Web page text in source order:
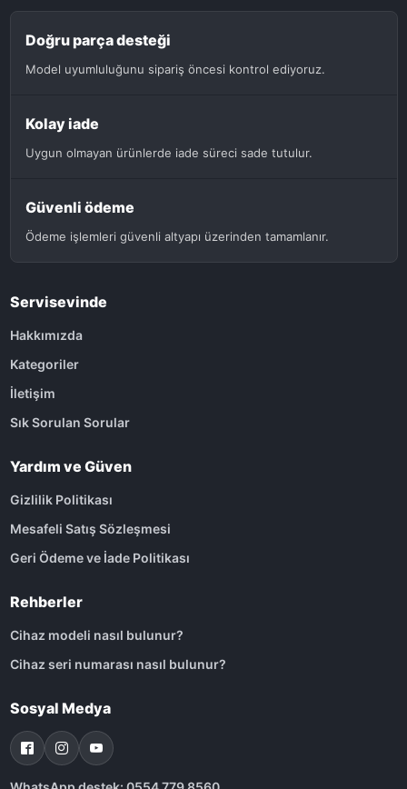
Doğru parça desteği
Model uyumluluğunu sipariş öncesi kontrol ediyoruz.
Kolay iade
Uygun olmayan ürünlerde iade süreci sade tutulur.
Güvenli ödeme
Ödeme işlemleri güvenli altyapı üzerinden tamamlanır.
Servisevinde
Hakkımızda
Kategoriler
İletişim
Sık Sorulan Sorular
Yardım ve Güven
Gizlilik Politikası
Mesafeli Satış Sözleşmesi
Geri Ödeme ve İade Politikası
Rehberler
Cihaz modeli nasıl bulunur?
Cihaz seri numarası nasıl bulunur?
Sosyal Medya